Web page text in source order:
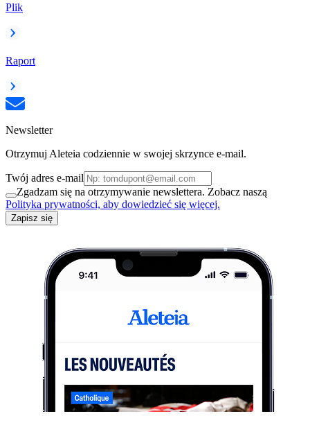
Plik
Raport
Newsletter
Otrzymuj Aleteia codziennie w swojej skrzynce e-mail.
Twój adres e-mail
Zgadzam się na otrzymywanie newslettera. Zobacz naszą
Polityka prywatności, aby dowiedzieć się więcej.
Zapisz się